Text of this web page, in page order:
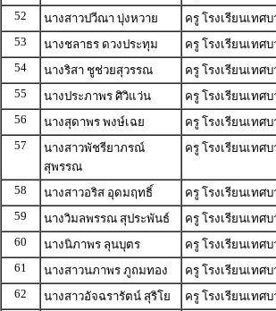
52
นางสาวปวีณา บุ่งหวาย ครู โรงเรียนเทศ
53
นางชลาธร ดวงประทุม ครู โรงเรียนเทศ
54
นางริสา ชูช่วยสุวรรณ ครู โรงเรียนเทศ
55
นางประภาพร ศิวิแว่น ครู โรงเรียนเทศ
56
นางสุดาพร พงษ์เฉย ครู โรงเรียนเทศ
57
นางสาวพัชรียาภรณ์
สุพรรณ
ครู โรงเรียนเทศ
58 นางสาวอริส อุดมฤทธิ์ ครู โรงเรียนเทศ
59
นางวิมลพรรณ สุประพันธ์ ครู โรงเรียนเทศ
60
นางนิภาพร ลุนบุตร ครู โรงเรียนเทศ
61
นางสาวนภาพร ภูถมทอง ครู โรงเรียนเทศ
62
นางสาวอัจฉรารัตน์ สุริโย ครู โรงเรียนเทศ